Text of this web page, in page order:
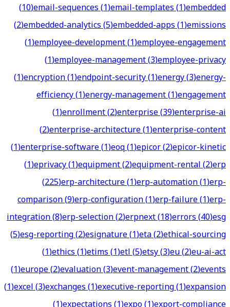
(10)email-sequences(1)email-templates(1)embedded
(2)embedded-analytics(5)embedded-apps(1)emissions
(1)employee-development(1)employee-engagement
(1)employee-management(3)employee-privacy
(1)encryption(1)endpoint-security(1)energy(3)energy-
efficiency(1)energy-management(1)engagement
(1)enrollment(2)enterprise(39)enterprise-ai
(2)enterprise-architecture(1)enterprise-content
(1)enterprise-software(1)eoq(1)epicor(2)epicor-kinetic
(1)eprivacy(1)equipment(2)equipment-rental(2)erp
(225)erp-architecture(1)erp-automation(1)erp-
comparison(9)erp-configuration(1)erp-failure(1)erp-
integration(8)erp-selection(2)erpnext(18)errors(40)esg
(5)esg-reporting(2)esignature(1)eta(2)ethical-sourcing
(1)ethics(1)etims(1)etl(5)etsy(3)eu(2)eu-ai-act
(1)europe(2)evaluation(3)event-management(2)events
(1)excel(3)exchanges(1)executive-reporting(1)expansion